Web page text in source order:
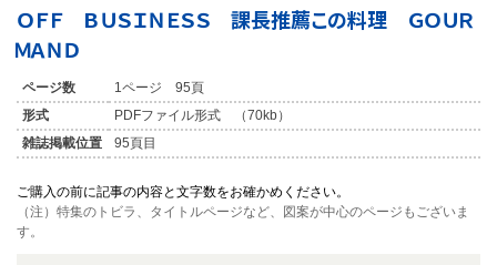
ＯＦＦ ＢＵＳＩＮＥＳＳ 課長推薦この料理 ＧＯＵＲ
ＭＡＮＤ
ページ数
1ページ 95頁
形式
PDFファイル形式 （70kb）
雑誌掲載位置
95頁目
ご購入の前に記事の内容と文字数をお確かめください。
（注）特集のトビラ、タイトルページなど、図案が中心のページもございま
す。